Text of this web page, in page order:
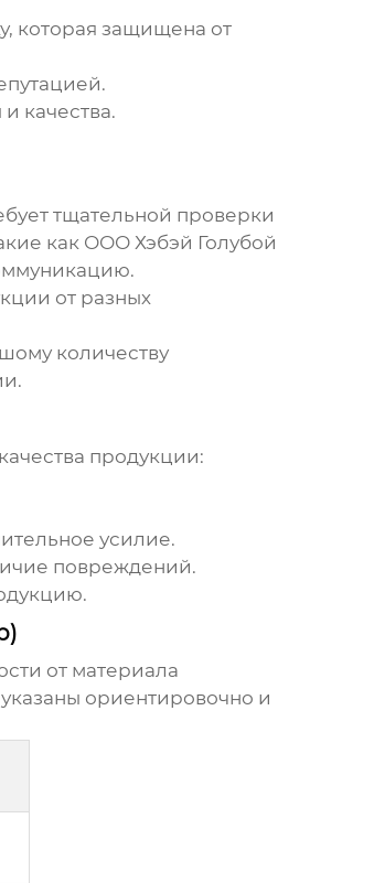
которая защищена от
качества.
тщательной проверки
как ООО Хэбэй Голубой
от разных
количеству
продукции:
усилие.
повреждений.
от материала
ориентировочно и